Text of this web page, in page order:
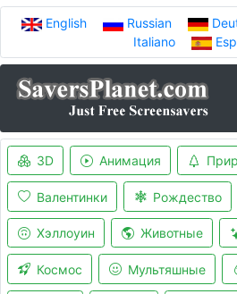
English Russian
Italiano
3D Анимация
Валентинки Рождество
Хэллоуин Животные
Космос Мультяшные